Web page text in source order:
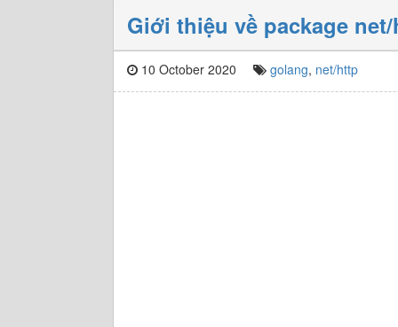
Giới thiệu về package
10 October 2020 golang, net/http